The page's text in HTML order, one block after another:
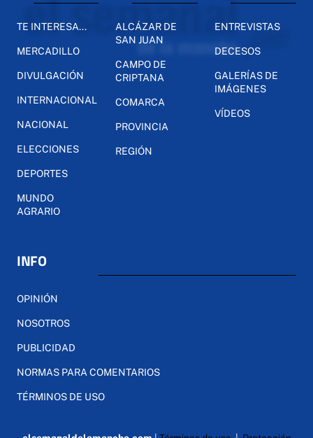
TE INTERESA...
MERCADILLO
DIVULGACIÓN
INTERNACIONAL
NACIONAL
ELECCIONES
DEPORTES
MUNDO
AGRARIO
ALCÁZAR DE
SAN JUAN
CAMPO DE
CRIPTANA
COMARCA
PROVINCIA
REGIÓN
ENTREVISTAS
DECESOS
GALERÍAS DE
IMÁGENES
VÍDEOS
INFO
OPINIÓN
NOSOTROS
PUBLICIDAD
NORMAS PARA COMENTARIOS
TÉRMINOS DE USO